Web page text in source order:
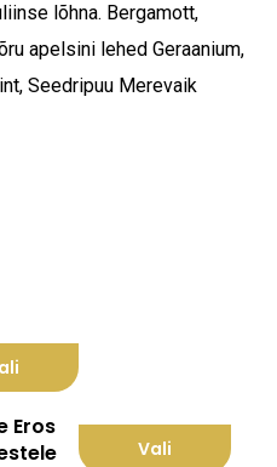
lõhna. Bergamott,
apelsini lehed Geraanium,
Seedripuu Merevaik
Eros
Vali